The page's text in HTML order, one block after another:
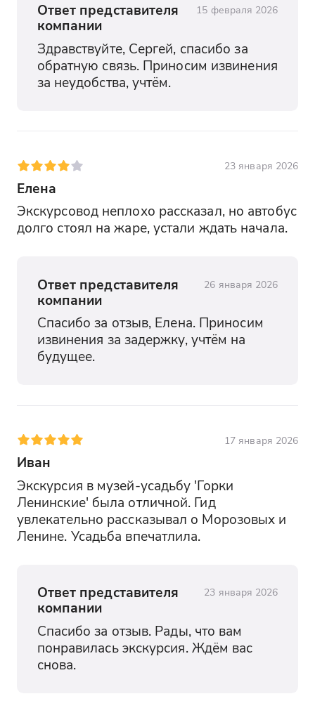
Ответ представителя
компании
15 февраля 2026
Здравствуйте, Сергей, спасибо за
обратную связь. Приносим извинения
за неудобства, учтём.
23 января 2026
Елена
Экскурсовод неплохо рассказал, но автобус
долго стоял на жаре, устали ждать начала.
Ответ представителя
компании
26 января 2026
Спасибо за отзыв, Елена. Приносим
извинения за задержку, учтём на
будущее.
17 января 2026
Иван
Экскурсия в музей-усадьбу 'Горки
Ленинские' была отличной. Гид
увлекательно рассказывал о Морозовых и
Ленине. Усадьба впечатлила.
Ответ представителя
компании
23 января 2026
Спасибо за отзыв. Рады, что вам
понравилась экскурсия. Ждём вас
снова.